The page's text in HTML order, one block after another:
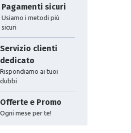
Pagamenti sicuri
Usiamo i metodi più
sicuri
Servizio clienti
dedicato
Rispondiamo ai tuoi
dubbi
Offerte e Promo
Ogni mese per te!